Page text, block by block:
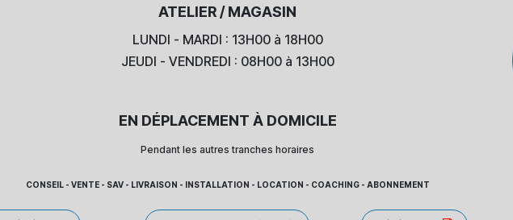
ATELIER / MAGASIN
LUNDI - MARDI : 13H00 à 18H00
JEUDI - VENDREDI : 08H00 à 13H00
EN DÉPLACEMENT À DOMICILE
Pendant les autres tranches horaires
CONSEIL - VENTE - SAV - LIVRAISON - INSTALLATION - LOCATION - COACHING - ABONNEMENT